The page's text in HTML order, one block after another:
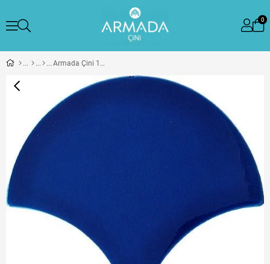
0
Armada Çini 17x17 cm Kobalt Balık Pulu Seramik